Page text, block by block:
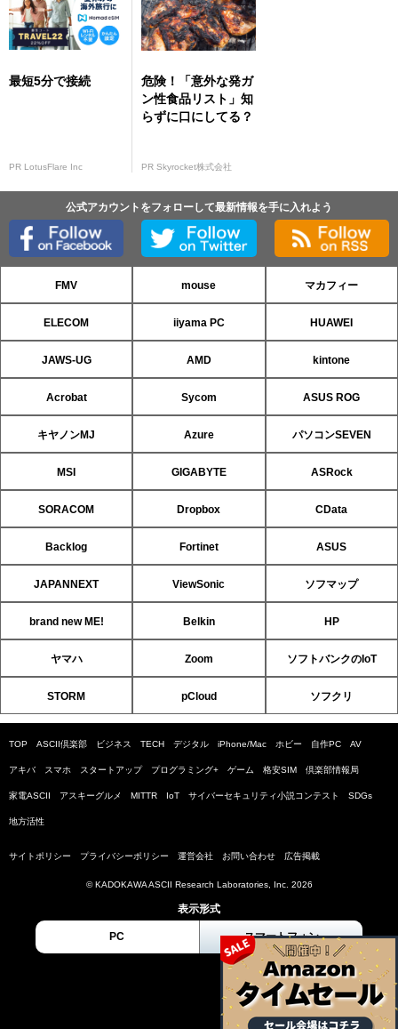
最短5分で接続
PR LotusFlare Inc
危険！「意外な発ガ
ン性食品リスト」知
らずに口にしてる？
PR Skyrocket株式会社
公式アカウントをフォローして最新情報を手に入れよう
FMV mouse マカフィー
ELECOM iiyama PC HUAWEI
JAWS-UG AMD kintone
Acrobat Sycom ASUS ROG
キヤノンMJ Azure パソコンSEVEN
MSI GIGABYTE ASRock
SORACOM Dropbox CData
Backlog Fortinet ASUS
JAPANNEXT ViewSonic ソフマップ
brand new ME! Belkin HP
ヤマハ Zoom ソフトバンクのIoT
STORM pCloud ソフクリ
TOP ASCII倶楽部 ビジネス TECH デジタル iPhone/Mac ホビー 自作PC AV
アキバ スマホ スタートアップ プログラミング+ ゲーム 格安SIM 倶楽部情報局
家電ASCII アスキーグルメ MITTR IoT サイバーセキュリティ小説コンテスト SDGs
地方活性
サイトポリシー プライバシーポリシー 運営会社 お問い合わせ 広告掲載
© KADOKAWA ASCII Research Laboratories, Inc. 2026
表示形式
PC スマートフォン